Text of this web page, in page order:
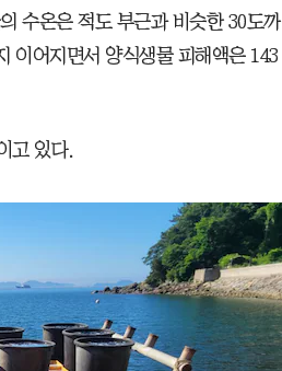
수온은 적도 부근과 비슷한 30도까
이어지면서 양식생물 피해액은 143
고 있다.